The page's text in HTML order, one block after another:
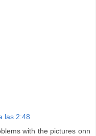
las 2:48
with the pictures onn